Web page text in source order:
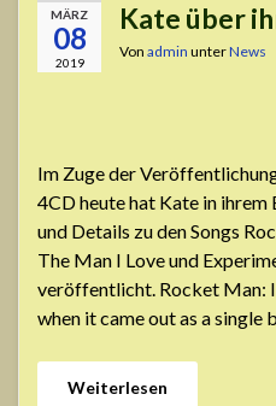
MÄRZ
08
2019
Kate über
Von admin unterNews
Im Zuge der
4CD heute hat Kate in
und Details zu den Songs
The Man I Love und
veröffentlicht. Rocket Man:
when it came out as a single
Weiterlesen